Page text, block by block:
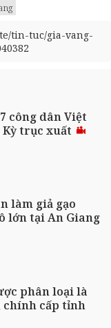
tin-tuc/gia-vang-
công dân Việt
Kỳ trục xuất
làm giả gạo
lớn tại An Giang
phân loại là
chính cấp tỉnh